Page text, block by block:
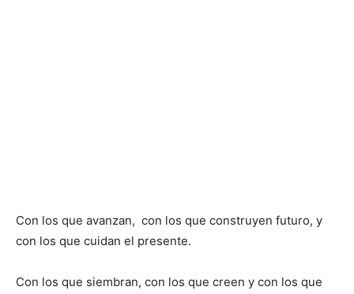
Con los que avanzan, con los que construyen futuro, y
con los que cuidan el presente.
Con los que siembran, con los que creen y con los que